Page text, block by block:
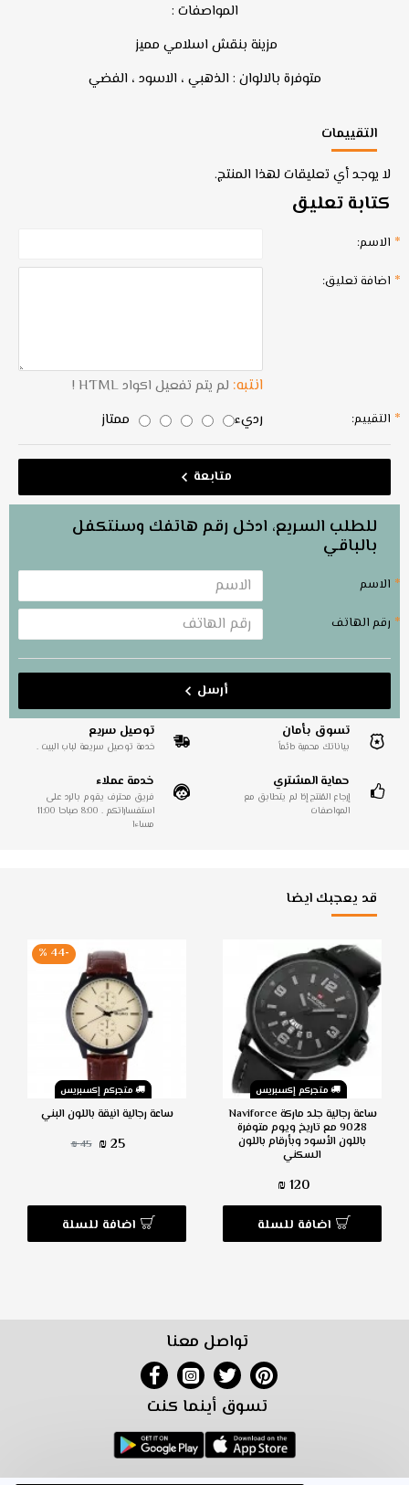
المواصفات :
مزينة بنقش اسلامي مميز
متوفرة بالالوان : الذهبي ، الاسود ، الفضي
التقييمات
لا يوجد أي تعليقات لهذا المنتج.
كتابة تعليق
الاسم:
اضافة تعليق:
انتبه: لم يتم تفعيل اكواد HTML !
التقييم: رديء ممتاز
متابعة
للطلب السريع، ادخل رقم هاتفك وسنتكفل
بالباقي
الاسم
رقم الهاتف
أرسل
تسوق بأمان
بياناتك محمية دائماً
توصيل سريع
خدمة توصيل سريعة لباب البيت .
حماية المشتري
إرجاع المُنتج إذا لم يتطابق مع
المواصفات
خدمة عملاء
فريق محترف يقوم بالرد على
استفساراتكم . 8:00 صباحا 11:00
مساءا
قد يعجبك ايضا
متجركم إكسبريس
ساعة رجالية جلد ماركة Naviforce
9028 مع تاريخ ويوم متوفرة
باللون الأسود وبأرقام باللون
السكني
120 ₪
اضافة للسلة
متجركم إكسبريس
-44 %
ساعة رجالية انيقة باللون البني
25 ₪
45 ₪
اضافة للسلة
تواصل معنا
تسوق أينما كنت